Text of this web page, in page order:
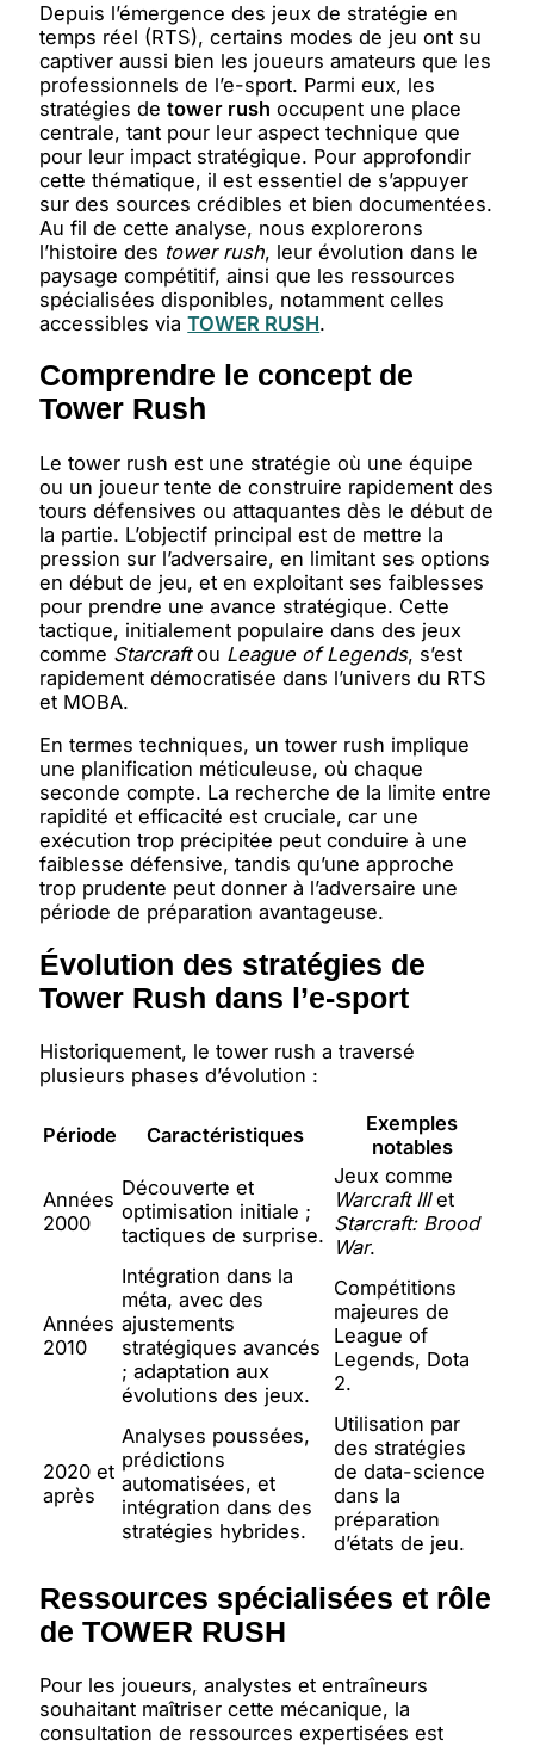
Depuis l’émergence des jeux de stratégie en
temps réel (RTS), certains modes de jeu ont su
captiver aussi bien les joueurs amateurs que les
professionnels de l’e-sport. Parmi eux, les
stratégies detower rush occupent une place
centrale, tant pour leur aspect technique que
pour leur impact stratégique. Pour approfondir
cette thématique, il est essentiel de s’appuyer
sur des sources crédibles et bien documentées.
Au fil de cette analyse, nous explorerons
l’histoire des tower rush, leur évolution dans le
paysage compétitif, ainsi que les ressources
spécialisées disponibles, notamment celles
accessibles viaTOWER RUSH.
Comprendre le concept de
Tower Rush
Le tower rush est une stratégie où une équipe
ou un joueur tente de construire rapidement des
tours défensives ou attaquantes dès le début de
la partie. L’objectif principal est de mettre la
pression sur l’adversaire, en limitant ses options
en début de jeu, et en exploitant ses faiblesses
pour prendre une avance stratégique. Cette
tactique, initialement populaire dans des jeux
comme Starcraftou League of Legends, s’est
rapidement démocratisée dans l’univers du RTS
et MOBA.
En termes techniques, un tower rush implique
une planification méticuleuse, où chaque
seconde compte. La recherche de la limite entre
rapidité et efficacité est cruciale, car une
exécution trop précipitée peut conduire à une
faiblesse défensive, tandis qu’une approche
trop prudente peut donner à l’adversaire une
période de préparation avantageuse.
Évolution des stratégies de
Tower Rush dans l’e-sport
Historiquement, le tower rush a traversé
plusieurs phases d’évolution :
Période Caractéristiques
Exemples
notables
Années
2000
Découverte et
optimisation initiale ;
tactiques de surprise.
Jeux comme
Warcraft IIIet
Starcraft: Brood
War.
Années
2010
Intégration dans la
méta, avec des
ajustements
stratégiques avancés
; adaptation aux
évolutions des jeux.
Compétitions
majeures de
League of
Legends, Dota
2.
2020 et
après
Analyses poussées,
prédictions
automatisées, et
intégration dans des
stratégies hybrides.
Utilisation par
des stratégies
de data-science
dans la
préparation
d’états de jeu.
Ressources spécialisées et rôle
de TOWER RUSH
Pour les joueurs, analystes et entraîneurs
souhaitant maîtriser cette mécanique, la
consultation de ressources expertisées est